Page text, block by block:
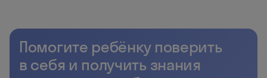
Помогите ребёнку поверить
в себя и получить знания